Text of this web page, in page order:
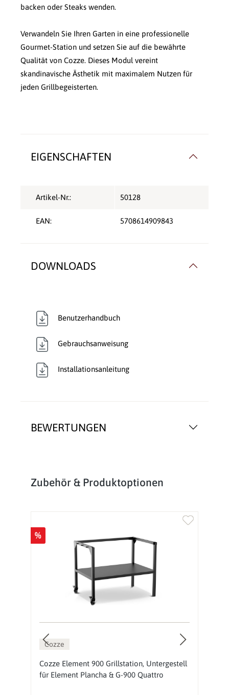
backen oder Steaks wenden.
Verwandeln Sie Ihren Garten in eine professionelle
Gourmet-Station und setzen Sie auf die bewährte
Qualität von Cozze. Dieses Modul vereint
skandinavische Ästhetik mit maximalem Nutzen für
jeden Grillbegeisterten.
BEWERTUNGEN
EIGENSCHAFTEN
Artikel-Nr.: 50128
EAN: 5708614909843
DOWNLOADS
Benutzerhandbuch
Gebrauchsanweisung
Installationsanleitung
Produktgalerie überspringen
Zubehör & Produktoptionen
%
Cozze
Cozze Element 900 Grillstation, Untergestell
für Element Plancha & G-900 Quattro